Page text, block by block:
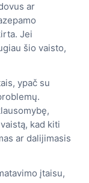
ar
Jei
šio vaisto,
ypač su
kad kiti
ar dalijimasis
įtaisu,